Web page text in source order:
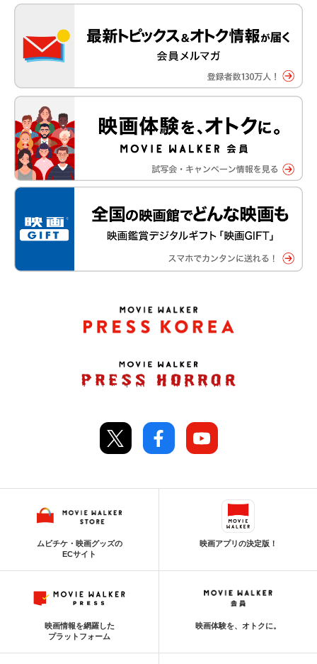
ムビチケ・映画グッズの
ECサイト
映画アプリの決定版！
映画情報を網羅した
プラットフォーム
映画体験を、オトクに。